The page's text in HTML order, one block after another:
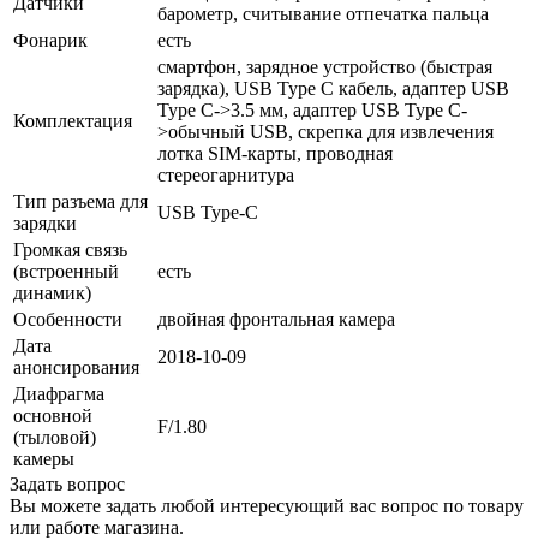
барометр, считывание отпечатка пальца
Фонарик
есть
Комплектация
смартфон, зарядное устройство (быстрая
зарядка), USB Type C кабель, адаптер USB
Type C->3.5 мм, адаптер USB Type C-
>обычный USB, скрепка для извлечения
лотка SIM-карты, проводная
стереогарнитура
Тип разъема для
зарядки
USB Type-C
Громкая связь
(встроенный
динамик)
есть
Особенности
двойная фронтальная камера
Дата
анонсирования
2018-10-09
Диафрагма
основной
(тыловой)
камеры
F/1.80
Задать вопрос
Вы можете задать любой интересующий вас вопрос по товару
или работе магазина.